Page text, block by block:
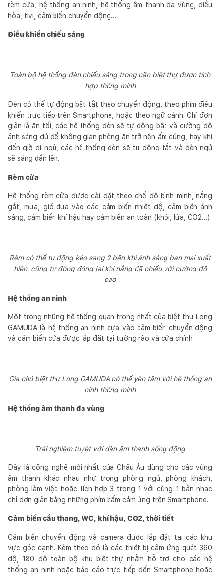
rèm cửa, hệ thống an ninh, hệ thống âm thanh đa vùng, điều
hòa, tivi, cảm biến chuyển động…
Điều khiển chiếu sáng
Toàn bộ hệ thống đèn chiếu sáng trong căn biệt thự được tích
hợp thông minh
Đèn có thể tự động bật tắt theo chuyển động, theo phím điều
khiển trực tiếp trên Smartphone, hoặc theo ngữ cảnh. Chỉ đơn
giản là ăn tối, các hệ thống đèn sẽ tự động bật và cường độ
ánh sáng đủ để không gian phòng ăn trở nên ấm cúng, hay khi
đến giờ đi ngủ, các hệ thống đèn sẽ tự động tắt và đèn ngủ
sẽ sáng dần lên.
Rèm cửa
Hệ thống rèm cửa được cài đặt theo chế độ bình minh, nắng
gắt, mưa, gió dựa vào các cảm biến nhiệt độ, cảm biến ánh
sáng, cảm biến khí hậu hay cảm biến an toàn (khói, lửa, CO2…).
Rèm có thể tự động kéo sang 2 bên khi ánh sáng ban mai xuất
hiện, cũng tự động đóng lại khi nắng đã chiếu với cường độ
cao
Hệ thống an ninh
Một trong những hệ thống quan trọng nhất của biệt thự Long
GAMUDA là hệ thống an ninh dựa vào cảm biến chuyển động
và cảm biến cửa được lắp đặt tại tường rào và cửa chính.
Gia chủ biệt thự Long GAMUDA có thể yên tâm với hệ thống an
ninh thông minh
Hệ thống âm thanh đa vùng
Trải nghiệm tuyệt với dàn âm thanh sống động
Đây là công nghệ mới nhất của Châu Âu dùng cho các vùng
âm thanh khác nhau như trong phòng ngủ, phòng khách,
phòng làm việc hoặc tích hợp 3 trong 1 với cùng 1 bản nhạc
chỉ đơn giản bằng những phím bấm cảm ứng trên Smartphone.
Cảm biến cầu thang, WC, khí hậu, CO2, thời tiết
Cảm biến chuyển động và camera được lắp đặt tại các khu
vực góc cạnh. Kèm theo đó là các thiết bị cảm ứng quét 360
độ, 180 độ toàn bộ khu biệt thự nhằm hỗ trợ cho các hệ
thống an ninh hoặc báo cáo trực tiếp đến Smartphone hoặc